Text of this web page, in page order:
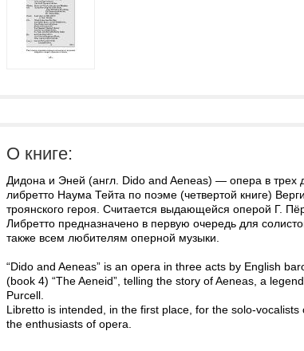
О книге:
Дидона и Эней (англ. Dido and Aeneas) — опера в трех
либретто Наума Тейта по поэме (четвертой книге)
троянского героя. Считается выдающейся оперой Г.
Либретто предназначено в первую очередь для
также всем любителям оперной музыки.
“Dido and Aeneas” is an opera in three acts by English
(book 4) “The Aeneid”, telling the story of Aeneas, a
Purcell.
Libretto is intended, in the first place, for the solo-
the enthusiasts of opera.